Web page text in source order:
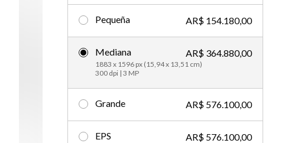
Editorial
Pequeña AR$ 154.180,00
Mediana
1883 x 1596 px (15,94 x 13,51 cm)
300 dpi | 3 MP
AR$ 364.880,00
Grande AR$ 576.100,00
EPS AR$ 576.100,00